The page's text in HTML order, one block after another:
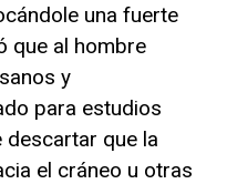
una fuerte
que al hombre
y
para estudios
que la
el cráneo u otras